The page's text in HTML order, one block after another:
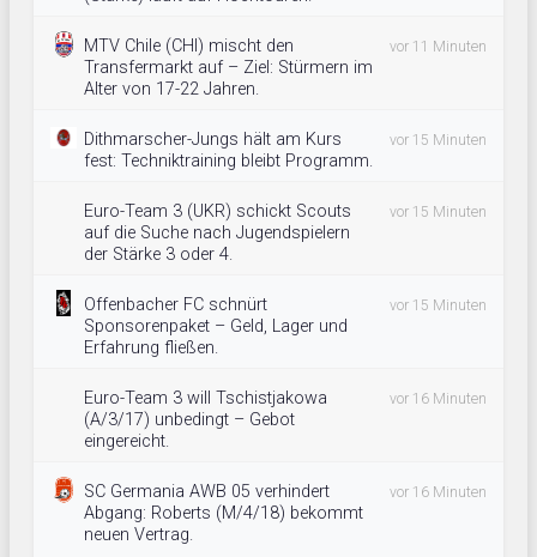
MTV Chile (CHI) mischt den
Transfermarkt auf – Ziel: Stürmern im
Alter von 17-22 Jahren.
vor 11 Minuten
Dithmarscher-Jungs hält am Kurs
fest: Techniktraining bleibt Programm.
vor 15 Minuten
Euro-Team 3 (UKR) schickt Scouts
auf die Suche nach Jugendspielern
der Stärke 3 oder 4.
vor 15 Minuten
Offenbacher FC schnürt
Sponsorenpaket – Geld, Lager und
Erfahrung fließen.
vor 15 Minuten
Euro-Team 3 will Tschistjakowa
(A/3/17) unbedingt – Gebot
eingereicht.
vor 16 Minuten
SC Germania AWB 05 verhindert
Abgang: Roberts (M/4/18) bekommt
neuen Vertrag.
vor 16 Minuten